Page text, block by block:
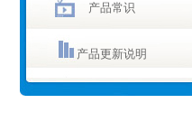
产品常识
产品更新说明